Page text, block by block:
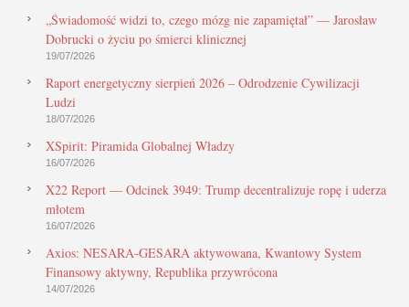
„Świadomość widzi to, czego mózg nie zapamiętał” — Jarosław
Dobrucki o życiu po śmierci klinicznej
19/07/2026
Raport energetyczny sierpień 2026 – Odrodzenie Cywilizacji
Ludzi
18/07/2026
XSpirit: Piramida Globalnej Władzy
16/07/2026
X22 Report — Odcinek 3949: Trump decentralizuje ropę i uderza
młotem
16/07/2026
Axios: NESARA-GESARA aktywowana, Kwantowy System
Finansowy aktywny, Republika przywrócona
14/07/2026